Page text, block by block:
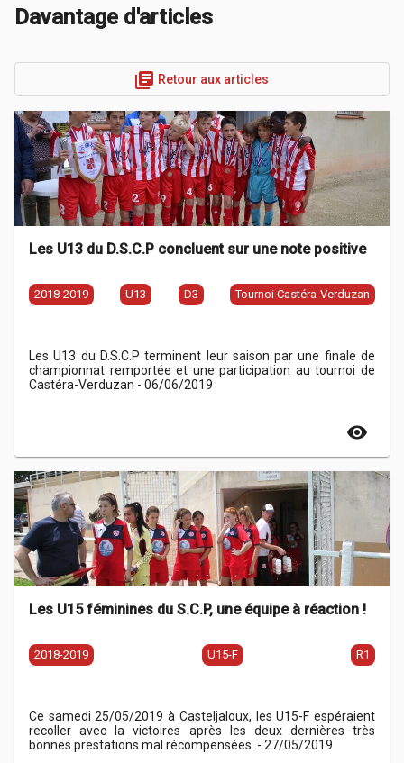
Davantage d'articles
library_books Retour aux articles
Les U13 du D.S.C.P concluent sur une note positive
2018-2019 U13 D3 Tournoi Castéra-Verduzan
Les U13 du D.S.C.P terminent leur saison par une finale de
championnat remportée et une participation au tournoi de
Castéra-Verduzan - 06/06/2019
visibility
Les U15 féminines du S.C.P, une équipe à réaction !
2018-2019 U15-F R1
Ce samedi 25/05/2019 à Casteljaloux, les U15-F espéraient
recoller avec la victoires après les deux dernières très
bonnes prestations mal récompensées. - 27/05/2019